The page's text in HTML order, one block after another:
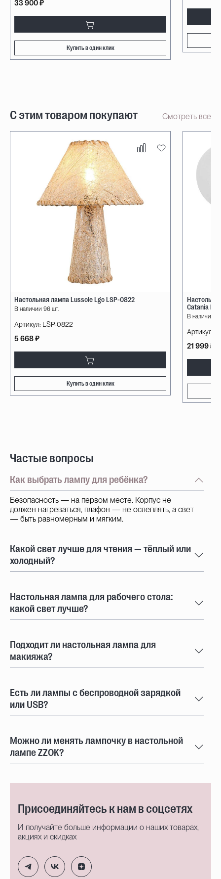
33 900 ₽
Купить в один клик
С этим товаром покупают Смотреть все
Настольная лампа Lussole Lgo LSP-0822
В наличии 96 шт.
Артикул: LSP-0822
5 668 ₽
Купить в один клик
Catania
В наличии 4
Артикул:
21 999 ₽
Частые вопросы
Как выбрать лампу для ребёнка?
Безопасность — на первом месте. Корпус не
должен нагреваться, плафон — не ослеплять, а свет
— быть равномерным и мягким.
Какой свет лучше для чтения — тёплый или
холодный?
Настольная лампа для рабочего стола:
какой свет лучше?
Подходит ли настольная лампа для
макияжа?
Есть ли лампы с беспроводной зарядкой
или USB?
Можно ли менять лампочку в настольной
лампе ZZOK?
Присоединяйтесь к нам в соцсетях
И получайте больше информации о наших товарах,
акциях и скидках